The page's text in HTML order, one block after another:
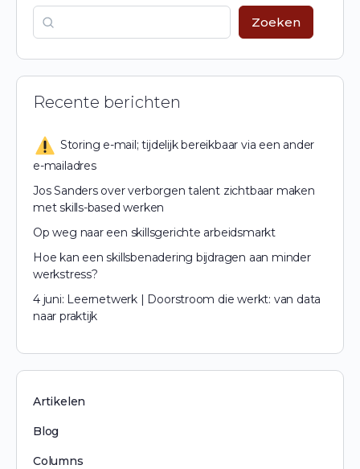
Zoeken
Recente berichten
Storing e-mail; tijdelijk bereikbaar via een ander
e-mailadres
Jos Sanders over verborgen talent zichtbaar maken
met skills-based werken
Op weg naar een skillsgerichte arbeidsmarkt
Hoe kan een skillsbenadering bijdragen aan minder
werkstress?
4 juni: Leernetwerk | Doorstroom die werkt: van data
naar praktijk
Artikelen
Blog
Columns